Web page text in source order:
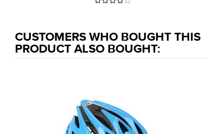
CUSTOMERS WHO BOUGHT THIS
PRODUCT ALSO BOUGHT: